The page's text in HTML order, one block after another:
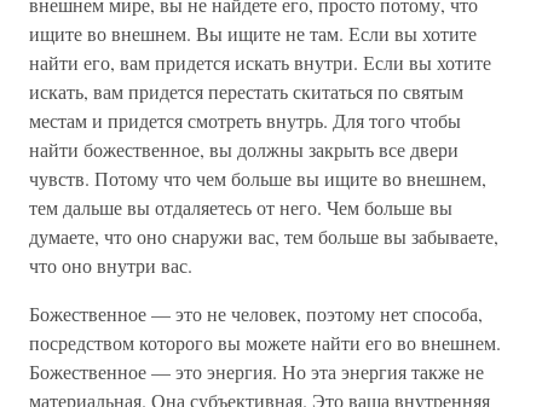
ищите во внешнем. Вы ищите не там. Если вы хотите
найти его, вам придется искать внутри. Если вы хотите
искать, вам придется перестать скитаться по святым
местам и придется смотреть внутрь. Для того чтобы
найти божественное, вы должны закрыть все двери
чувств. Потому что чем больше вы ищите во внешнем,
тем дальше вы отдаляетесь от него. Чем больше вы
думаете, что оно снаружи вас, тем больше вы забываете,
что оно внутри вас.
Божественное — это не человек, поэтому нет способа,
посредством которого вы можете найти его во внешнем.
Божественное — это энергия. Но эта энергия также не
материальная. Она субъективная. Это ваша внутренняя